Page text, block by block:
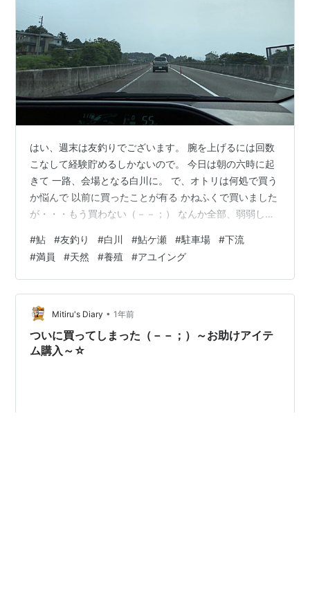
はい、週末は友釣りでございます。 腕を上げるには回数
こなして経験貯めるしかないので。 今日は朝の六時に起
きて 一路、会場となる白川に。 で、オトリは何処で買う
か悩んで 以前に買ったことが有る かねふくで買いました
が・・・もう買わない（－－；） なんか全部、弱弱しか
背バリを刺した跡があったらしいのよね。 今回はもう買
ったオトリが全部元気が無くて最悪でした（－－；） と
りあえず向かったのは僕的には新規開拓ですが 白川では
超有名な場所。 橋の根元に駐車場も有って行きやすいか
と思います。 ただ、入りたかった場所はもう埋まってた
ので 空いてる（という事…
#鮎 #友釣り #白川 #鮎ケ瀬 #駐車場 #下流
#満員 #天然 #養殖 #アユイング
Mitiru's Diary • 1年前
ついに買ってしまった（－－；）～お助けアイテ
ム購入～☆